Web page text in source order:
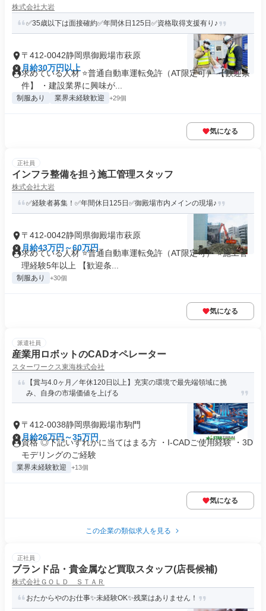
株式会社大岩
✅35歳以下は面接確約✅年間休日125日✅資格取得支援有り♪
〒412-0042静岡県御殿場市萩原
月給30万円以上
求めている人材 ⭐普通自動車運転免許（AT限定可） 【歓迎条
件】 ・建設業界に興味が...
制服あり 業界未経験歓迎 +29個
気になる
正社員
インフラ整備を担う施工管理スタッフ
株式会社大岩
✅経験者募集！✅年間休日125日✅御殿場市内メインの現場♪
〒412-0042静岡県御殿場市萩原
月給43万円～60万円
求めている人材 ⭐普通自動車運転免許（AT限定可） ⭐施工管
理経験5年以上 【歓迎条...
制服あり +30個
気になる
派遣社員
産業用ロボットのCADオペレーター
スターワークス東海株式会社
【賞与4.0ヶ月／年休120日以上】充実の環境で最先端領域に挑
み、自身の市場価値を上げる
〒412-0038静岡県御殿場市駒門
月給26万円～35万円
資格 ◎下記いずれかに当てはまる方 ・I-CADご使用経験 ・3D
モデリングのご経験
業界未経験歓迎 +13個
気になる
この企業の類似求人を見る
正社員
ブランド品・貴金属など買取スタッフ(店長候補)
株式会社ＧＯＬＤ ＳＴＡＲ
おたからやのお仕事✨未経験OK✨残業はありません！